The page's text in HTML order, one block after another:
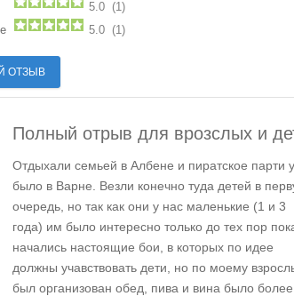
5.0 (1)
5.0 (1)
ОТЗЫВ
Полный отрыв для врозслых и
Отдыхали семьей в Албене и пиратское парти
было в Варне. Везли конечно туда детей в
очередь, но так как они у нас маленькие (1 и 3
года) им было интересно только до тех пор
начались настоящие бои, в которых по идее
должны учавствовать дети, но по моему
был организован обед, пива и вина было